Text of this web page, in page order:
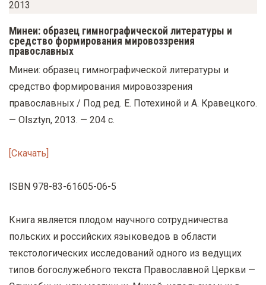
2013
Минеи: образец гимнографической литературы и
средство формирования мировоззрения
православных
Минеи: образец гимнографической литературы и
средство формирования мировоззрения
православных / Под ред. Е. Потехиной и А. Кравецкого.
— Olsztyn, 2013. — 204 с.
[Скачать]
ISBN 978-83-61605-06-5
Книга является плодом научного сотрудничества
польских и российских языковедов в области
текстологических исследований одного из ведущих
типов богослужебного текста Православной Церкви —